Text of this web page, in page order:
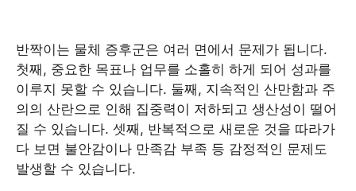
반짝이는 물체 증후군은 여러 면에서 문제가 됩니다.
첫째, 중요한 목표나 업무를 소홀히 하게 되어 성과를
이루지 못할 수 있습니다. 둘째, 지속적인 산만함과 주
의의 산란으로 인해 집중력이 저하되고 생산성이 떨어
질 수 있습니다. 셋째, 반복적으로 새로운 것을 따라가
다 보면 불안감이나 만족감 부족 등 감정적인 문제도
발생할 수 있습니다.